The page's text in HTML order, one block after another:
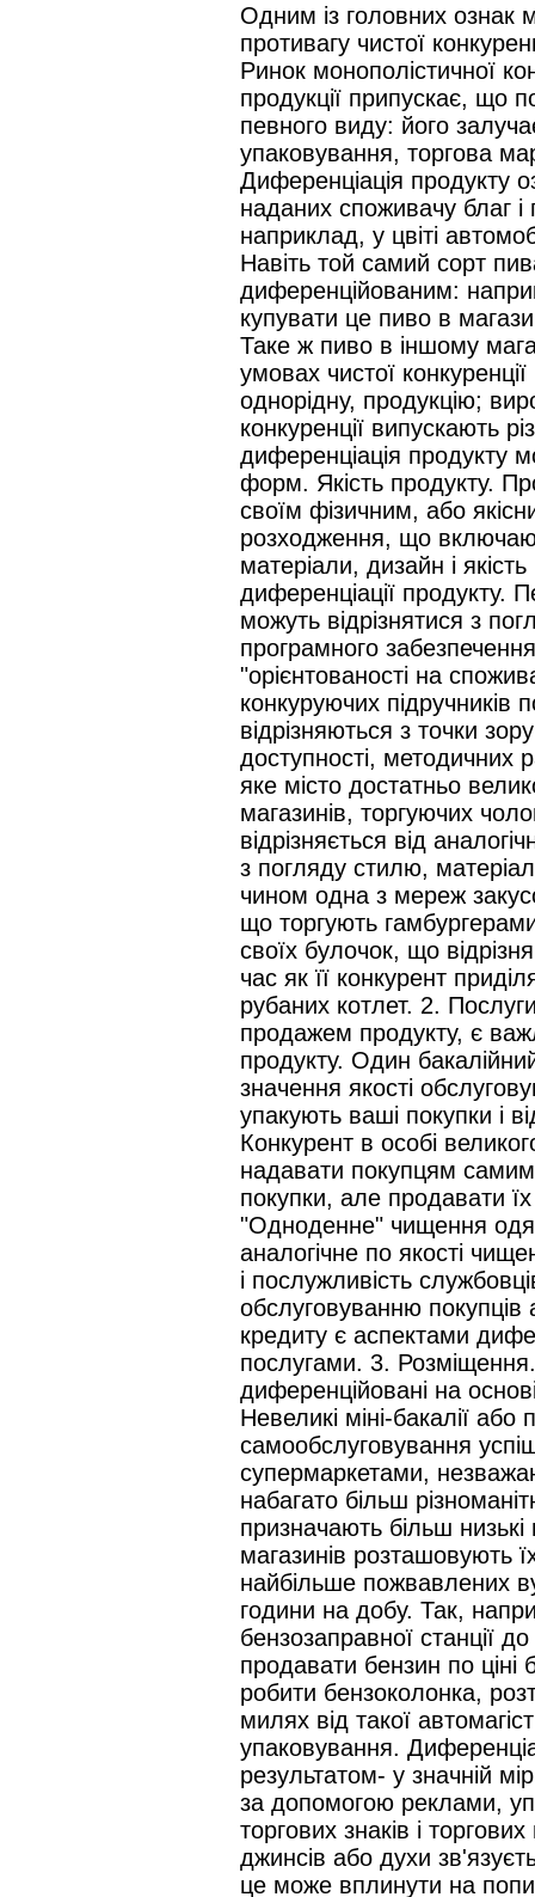
Одним із головних ознак
противагу чистої
Ринок монополістичної
продукції припускає, що
певного виду: його
упаковування, торгова
Диференціація продукту
наданих споживачу благ
наприклад, у цвіті
Навіть той самий сорт
диференційованим:
купувати це пиво в
Таке ж пиво в іншому
умовах чистої
однорідну, продукцію;
конкуренції випускають
диференціація продукту
форм. Якість продукту.
своїм фізичним, або
розходження, що
матеріали, дизайн і
диференціації продукту.
можуть відрізнятися з
програмного
"орієнтованості на
конкуруючих підручників
відрізняються з точки
доступності, методичних
яке місто достатньо
магазинів, торгуючих
відрізняється від
з погляду стилю,
чином одна з мереж
що торгують
своїх булочок, що
час як її конкурент
рубаних котлет. 2.
продажем продукту, є
продукту. Один
значення якості
упакують ваші покупки і
Конкурент в особі
надавати покупцям самим
покупки, але продавати
"Одноденне" чищення
аналогічне по якості
і послужливість
обслуговуванню покупців
кредиту є аспектами
послугами. 3.
диференційовані на
Невеликі міні-бакалії
самообслуговування
супермаркетами,
набагато більш
призначають більш
магазинів розташовують
найбільше пожвавлених
години на добу. Так,
бензозаправної станції
продавати бензин по
робити бензоколонка,
милях від такої
упаковування.
результатом- у значній
за допомогою реклами,
торгових знаків і
джинсів або духи
це може вплинути на